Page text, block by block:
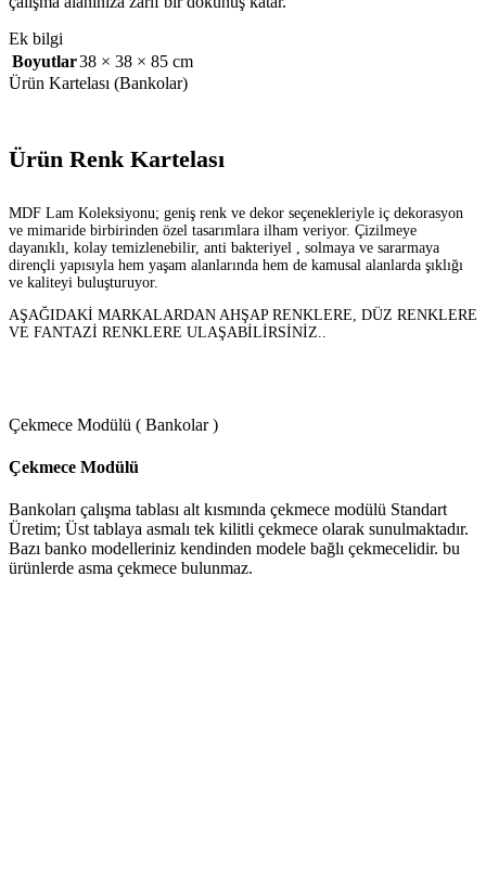
Ek bilgi
Boyutlar38 × 38 × 85 cm
Ürün Kartelası (Bankolar)
Ürün Renk Kartelası
MDF Lam Koleksiyonu; geniş renk ve dekor seçenekleriyle iç dekorasyon
ve mimaride birbirinden özel tasarımlara ilham veriyor. Çizilmeye
dayanıklı, kolay temizlenebilir, anti bakteriyel , solmaya ve sararmaya
dirençli yapısıyla hem yaşam alanlarında hem de kamusal alanlarda şıklığı
ve kaliteyi buluşturuyor.
AŞAĞIDAKİ MARKALARDAN AHŞAP RENKLERE, DÜZ RENKLERE
VE FANTAZİ RENKLERE ULAŞABİLİRSİNİZ..
Çekmece Modülü ( Bankolar )
Çekmece Modülü
Bankoları çalışma tablası alt kısmında çekmece modülü Standart
Üretim; Üst tablaya asmalı tek kilitli çekmece olarak sunulmaktadır.
Bazı banko modelleriniz kendinden modele bağlı çekmecelidir. bu
ürünlerde asma çekmece bulunmaz.